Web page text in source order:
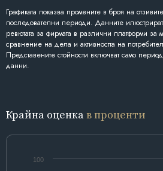
Графиката показва промените в броя на
последователни периоди. Данните
ревютата за фирмата в различни платформи за
сравнение на дела и активността на
Представените стойности включват само
данни.
Крайна оценкав проценти
100